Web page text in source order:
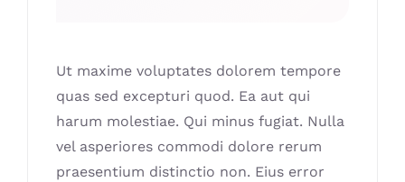
Ut maxime voluptates dolorem tempore
quas sed excepturi quod. Ea aut qui
harum molestiae. Qui minus fugiat. Nulla
vel asperiores commodi dolore rerum
praesentium distinctio non. Eius error